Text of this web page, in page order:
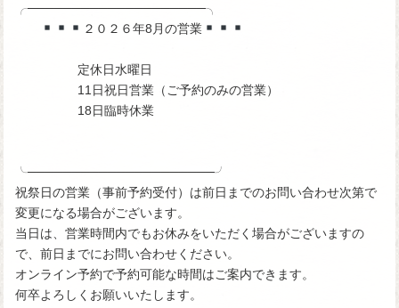
╭────────────────────╮
２０２６年8月の営業
定休日水曜日
11日祝日営業（ご予約のみの営業）
18日臨時休業
╰─────────────────────╯
祝祭日の営業（事前予約受付）は前日までのお問い合わせ次第で
変更になる場合がございます。
当日は、営業時間内でもお休みをいただく場合がございますの
で、前日までにお問い合わせください。
オンライン予約で予約可能な時間はご案内できます。
何卒よろしくお願いいたします。